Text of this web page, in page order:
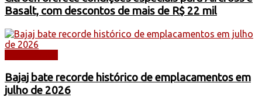
Basalt, com descontos de mais de R$ 22 mil
Bajaj bate recorde histórico de emplacamentos em
julho de 2026